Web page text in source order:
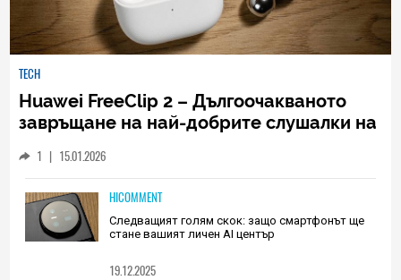
TECH
Huawei FreeClip 2 – Дългоочакваното
завръщане на най-добрите слушалки на
1 15.01.2026
HICOMMENT
Следващият голям скок: защо смартфонът ще
стане вашият личен AI център
19.12.2025